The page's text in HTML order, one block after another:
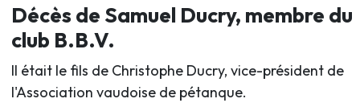
Décès de Samuel Ducry, membre du
club B.B.V.
Il était le fils de Christophe Ducry, vice-président de
l'Association vaudoise de pétanque.